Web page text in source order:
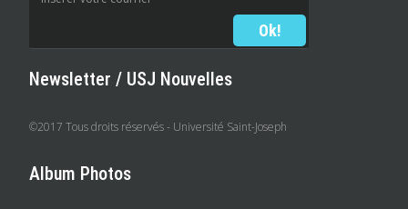
Newsletter / USJ Nouvelles
©2017 Tous droits réservés - Université Saint-Joseph
Album Photos